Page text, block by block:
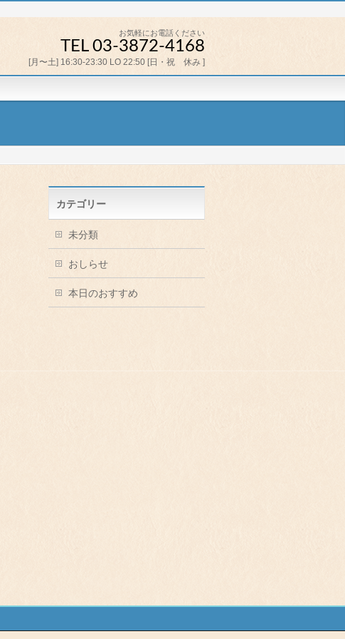
お気軽にお電話ください
TEL 03-3872-4168
[月〜土] 16:30-23:30 LO 22:50 [日・祝 休み ]
カテゴリー
未分類
おしらせ
本日のおすすめ